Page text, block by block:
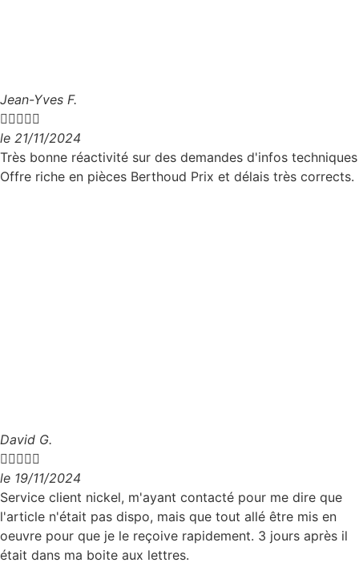
Jean-Yves F.

le 21/11/2024
Très bonne réactivité sur des demandes d'infos techniques
Offre riche en pièces Berthoud Prix et délais très corrects.
David G.

le 19/11/2024
Service client nickel, m'ayant contacté pour me dire que
l'article n'était pas dispo, mais que tout allé être mis en
oeuvre pour que je le reçoive rapidement. 3 jours après il
était dans ma boite aux lettres.